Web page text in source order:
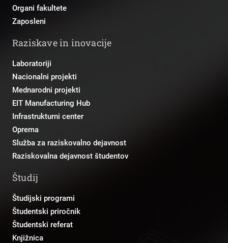
Organi fakultete
Zaposleni
Raziskave in inovacije
Laboratoriji
Nacionalni projekti
Mednarodni projekti
EIT Manufacturing Hub
Infrastrukturni center
Oprema
Služba za raziskovalno dejavnost
Raziskovalna dejavnost študentov
Študij
Študijski programi
Študentski priročnik
Študentski referat
Knjižnica